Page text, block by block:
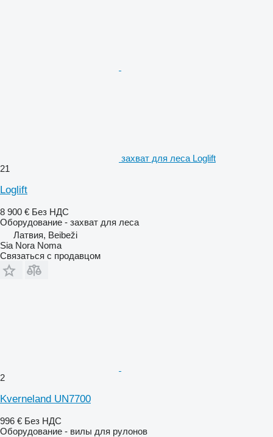
захват для леса Loglift
21
Loglift
8 900 € Без НДС
Оборудование - захват для леса
Латвия, Beibeži
Sia Nora Noma
Связаться с продавцом
2
Kverneland UN7700
996 € Без НДС
Оборудование - вилы для рулонов